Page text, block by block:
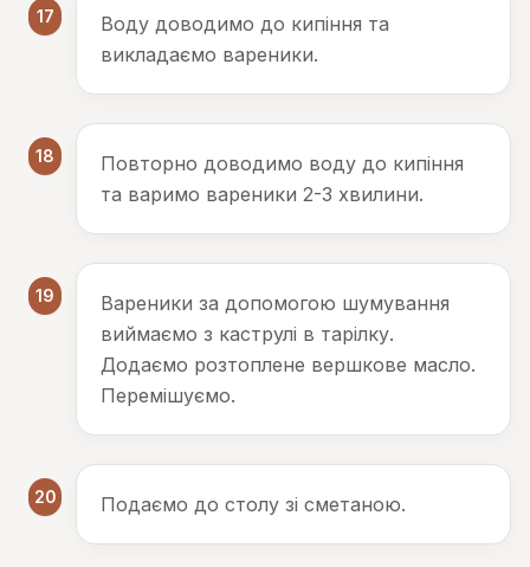
17
Воду доводимо до кипіння та
викладаємо вареники.
18
Повторно доводимо воду до кипіння
та варимо вареники 2-3 хвилини.
19
Вареники за допомогою шумування
виймаємо з каструлі в тарілку.
Додаємо розтоплене вершкове масло.
Перемішуємо.
20 Подаємо до столу зі сметаною.